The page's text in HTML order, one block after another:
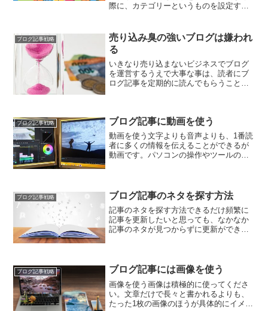
際に、カテゴリーというものを設定する
り、アクセスアップについて書いた記事
はカテゴリーで「アクセス...
ブログ記事戦略
売り込み臭の強いブログは嫌われ
る
いきなり売り込まないビジネスでブログ
を運営するうえで大事な事は、読者にブ
ログ記事を定期的に読んでもらうことで
グを作成してすぐに、「今す...
ブログ記事戦略 ブログ記事に動画を使う
動画を使う文字よりも音声よりも、1番読
者に多くの情報を伝えることができるが
動画です。パソコンの操作やツールの使
今は動画マーケティング...
ブログ記事戦略 ブログ記事のネタを探す方法
記事のネタを探す方法できるだけ頻繁に
記事を更新したいと思っても、なかなか
記事のネタが見つからずに更新ができな
き、そのまま更新を止めて...
ブログ記事戦略 ブログ記事には画像を使う
画像を使う画像は積極的に使ってくださ
い。文章だけで長々と書かれるよりも、
たった1枚の画像のほうが具体的にイメー